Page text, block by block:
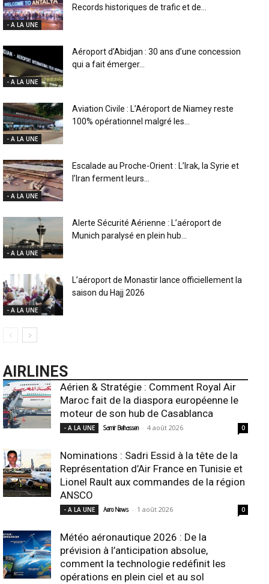
- A LA UNE
Records historiques de trafic et de...
- A LA UNE
Aéroport d’Abidjan : 30 ans d’une concession
qui a fait émerger...
- A LA UNE
Aviation Civile : L’Aéroport de Niamey reste
100% opérationnel malgré les...
- A LA UNE
Escalade au Proche-Orient : L’Irak, la Syrie et
l’Iran ferment leurs...
- A LA UNE
Alerte Sécurité Aérienne : L’aéroport de
Munich paralysé en plein hub...
- A LA UNE
L’aéroport de Monastir lance officiellement la
saison du Hajj 2026
AIRLINES
Aérien & Stratégie : Comment Royal Air
Maroc fait de la diaspora européenne le
moteur de son hub de Casablanca
- A LA UNE Samir Belhassen - 4 août 2026 0
Nominations : Sadri Essid à la tête de la
Représentation d’Air France en Tunisie et
Lionel Rault aux commandes de la région
ANSCO
- A LA UNE Aero News - 1 août 2026 0
Météo aéronautique 2026 : De la
prévision à l’anticipation absolue,
comment la technologie redéfinit les
opérations en plein ciel et au sol